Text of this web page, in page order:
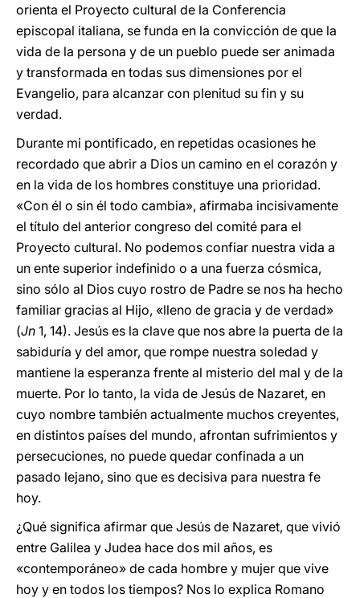
orienta el Proyecto cultural de la Conferencia
episcopal italiana, se funda en la convicción de que la
vida de la persona y de un pueblo puede ser animada
y transformada en todas sus dimensiones por el
Evangelio, para alcanzar con plenitud su fin y su
verdad.
Durante mi pontificado, en repetidas ocasiones he
recordado que abrir a Dios un camino en el corazón y
en la vida de los hombres constituye una prioridad.
«Con él o sin él todo cambia», afirmaba incisivamente
el título del anterior congreso del comité para el
Proyecto cultural. No podemos confiar nuestra vida a
un ente superior indefinido o a una fuerza cósmica,
sino sólo al Dios cuyo rostro de Padre se nos ha hecho
familiar gracias al Hijo, «lleno de gracia y de verdad»
(Jn 1, 14). Jesús es la clave que nos abre la puerta de la
sabiduría y del amor, que rompe nuestra soledad y
mantiene la esperanza frente al misterio del mal y de la
muerte. Por lo tanto, la vida de Jesús de Nazaret, en
cuyo nombre también actualmente muchos creyentes,
en distintos países del mundo, afrontan sufrimientos y
persecuciones, no puede quedar confinada a un
pasado lejano, sino que es decisiva para nuestra fe
hoy.
¿Qué significa afirmar que Jesús de Nazaret, que vivió
entre Galilea y Judea hace dos mil años, es
«contemporáneo» de cada hombre y mujer que vive
hoy y en todos los tiempos? Nos lo explica Romano